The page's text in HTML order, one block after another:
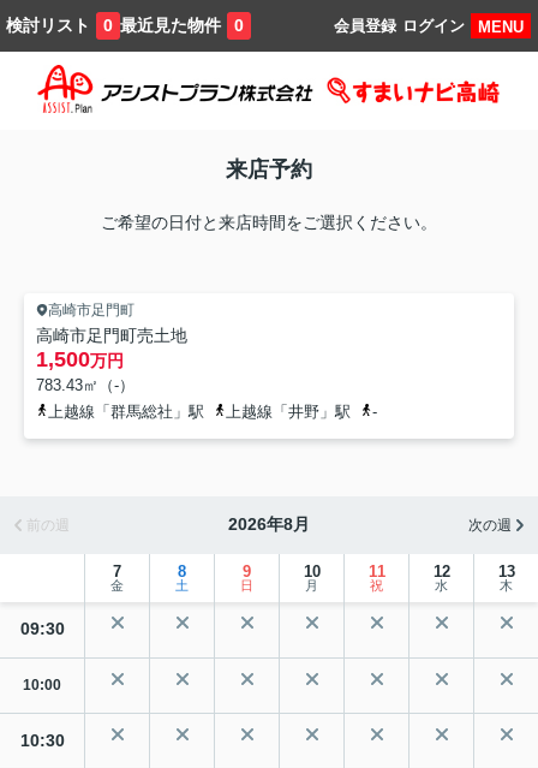
検討リスト 0 最近見た物件 0 MENU
ログイン
会員登録
来店予約
ご希望の日付と来店時間をご選択ください。
高崎市足門町
高崎市足門町売土地
1,500万円
783.43㎡（-）
上越線「群馬総社」駅
上越線「井野」駅 -
前の週 2026年8月 次の週
7
金
8
土
9
日
10
月
11
祝
12
水
13
木
09:30
10:00
10:30